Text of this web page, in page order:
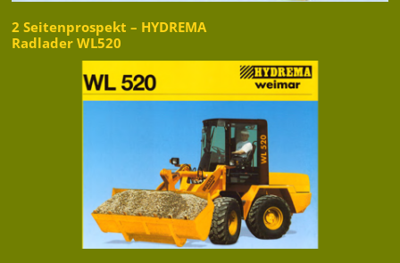
2 Seitenprospekt – HYDREMA
Radlader WL520